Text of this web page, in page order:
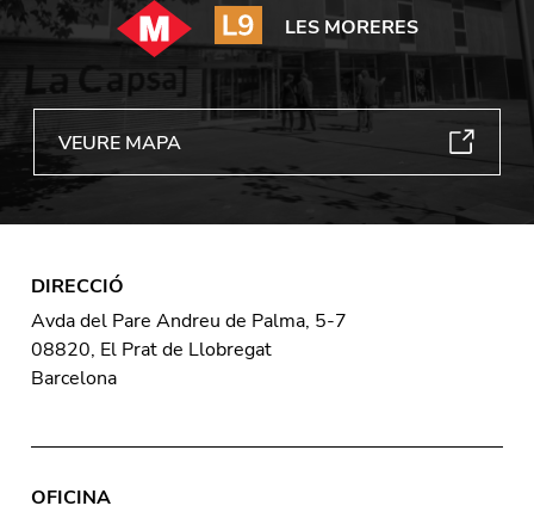
LES MORERES
VEURE MAPA
DIRECCIÓ
Avda del Pare Andreu de Palma, 5-7
08820, El Prat de Llobregat
Barcelona
OFICINA